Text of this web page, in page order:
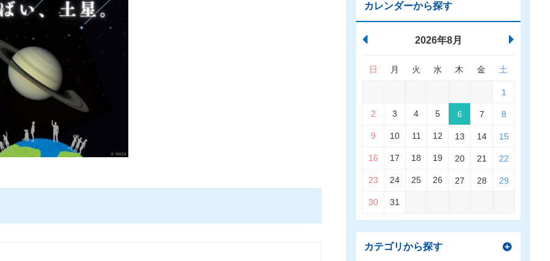
カレンダーから探す
2026年8月
日 月 火 水 木 金 土
1
2 3 4 5 6 7 8
9 10 11 12 13 14 15
16 17 18 19 20 21 22
23 24 25 26 27 28 29
30 31
カテゴリから探す